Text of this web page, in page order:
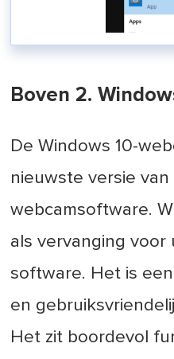
Boven 2.
De Windows 10-
nieuwste versie
webcamsoftware.
als vervanging voor
software. Het is
en
Het zit boordevol